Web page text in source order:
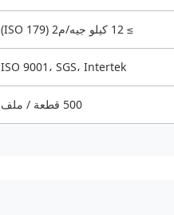
≥ 12 كيلو جيه/م2 (ISO 179)
ISO 9001، SGS، Intertek
500 قطعة / ملف